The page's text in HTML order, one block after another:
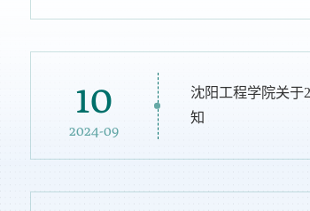
10
2024-09
沈阳工程学院关于
知